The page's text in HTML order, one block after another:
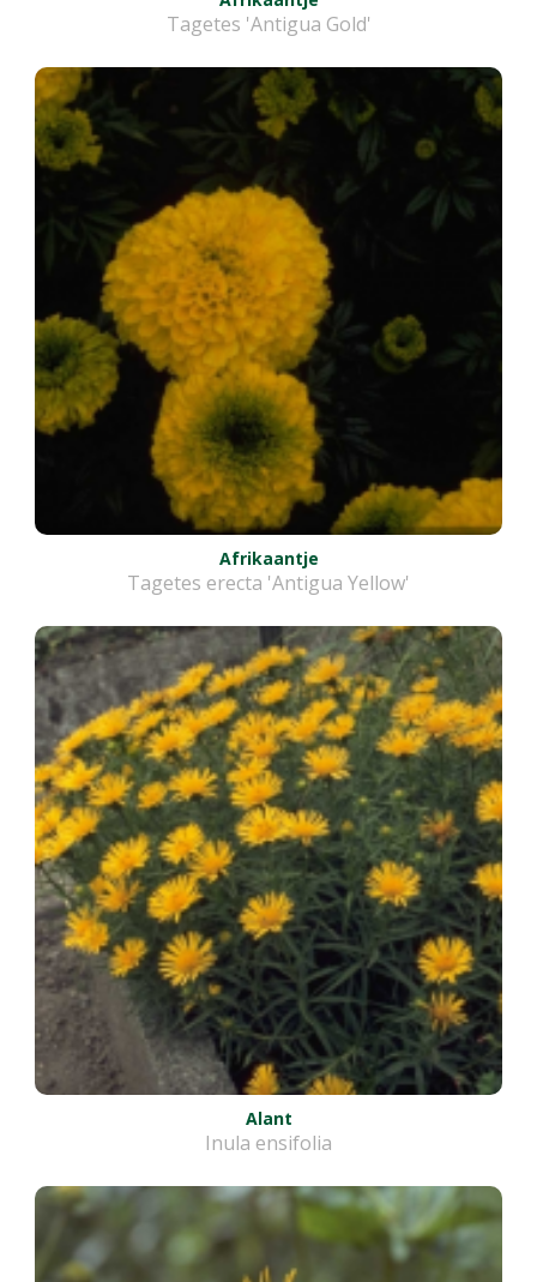
Tagetes 'Antigua Gold'
Afrikaantje
Tagetes erecta 'Antigua Yellow'
Alant
Inula ensifolia